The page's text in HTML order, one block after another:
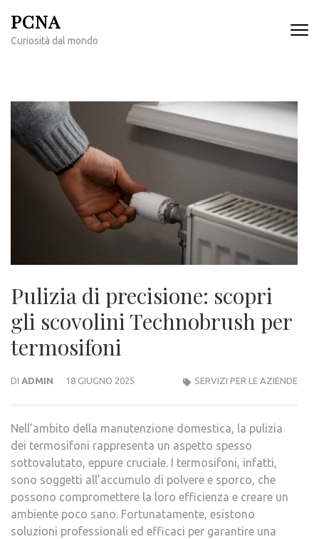
contenuto
PCNA
Curiosità dal mondo
Pulizia di precisione: scopri
gli scovolini Technobrush per
termosifoni
DI ADMIN 18 GIUGNO 2025 SERVIZI PER LE AZIENDE
Nell’ambito della manutenzione domestica, la pulizia
dei termosifoni rappresenta un aspetto spesso
sottovalutato, eppure cruciale. I termosifoni, infatti,
sono soggetti all’accumulo di polvere e sporco, che
possono compromettere la loro efficienza e creare un
ambiente poco sano. Fortunatamente, esistono
soluzioni professionali ed efficaci per garantire una